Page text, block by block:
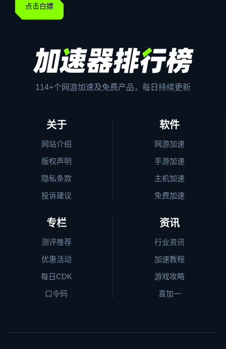
点击白嫖
114+个网游加速及免费产品，每日持续更新
关于
网站介绍
版权声明
隐私条款
投诉建议
软件
网游加速
手游加速
主机加速
免费加速
专栏
测评推荐
优惠活动
每日CDK
口令码
资讯
行业资讯
加速教程
游戏攻略
喜加一